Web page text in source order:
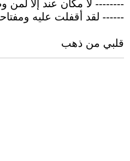
-------- لا مكان عند إلا لمن
------ لقد أقفلت عليه
قلبي من ذهب